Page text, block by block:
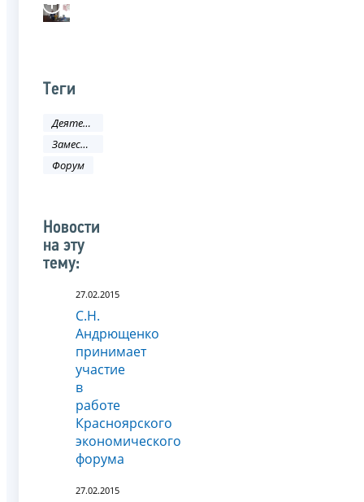
Теги
Деятельность ФНС
Заместитель руководителя ФНС России
Форум
Новости
на эту
тему:
27.02.2015
С.Н.
Андрющенко
принимает
участие
в
работе
Красноярского
экономического
форума
27.02.2015